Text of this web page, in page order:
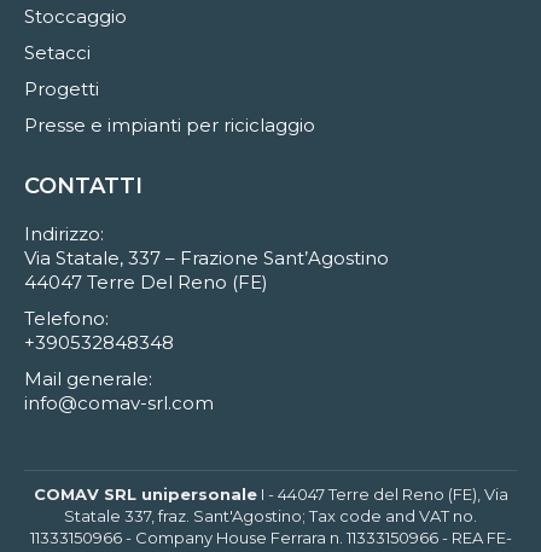
Stoccaggio
Setacci
Progetti
Presse e impianti per riciclaggio
CONTATTI
Indirizzo:
Via Statale, 337 – Frazione Sant’Agostino
44047 Terre Del Reno (FE)
Telefono:
+390532848348
Mail generale:
info@comav-srl.com
COMAV SRL unipersonaleI - 44047 Terre del Reno (FE), Via
Statale 337, fraz. Sant'Agostino; Tax code and VAT no.
11333150966 - Company House Ferrara n. 11333150966 - REA FE-